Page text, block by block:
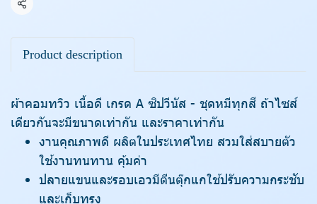
Share
Product description
ผ้าคอมทวิว เนื้อดี เกรด A ซิปวีนัส - ชุดหมีทุกสี ถ้าไซส์
เดียวกันจะมีขนาดเท่ากัน และราคาเท่ากัน
งานคุณภาพดี ผลิตในประเทศไทย สวมใส่สบายตัว
ใช้งานทนทาน คุ้มค่า
ปลายแขนและรอบเอวมีตีนตุ๊กแกใช้ปรับความกระชับ
และเก็บทรง